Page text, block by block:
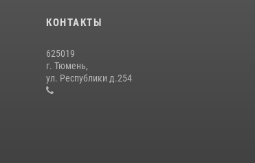
КОНТАКТЫ
625019
г. Тюмень,
ул. Республики д.254